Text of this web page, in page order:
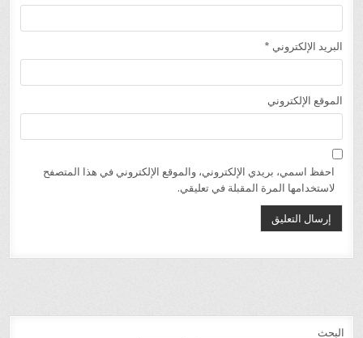
البريد الإلكتروني *
الموقع الإلكتروني
احفظ اسمي، بريدي الإلكتروني، والموقع الإلكتروني في هذا المتصفح
لاستخدامها المرة المقبلة في تعليقي.
البحث